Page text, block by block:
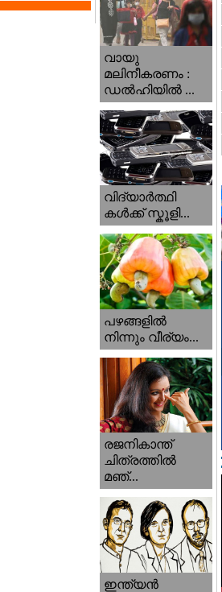
വായു
മലിനീകരണം :
ഡൽഹിയിൽ ...
വിദ്യാർത്ഥി
കൾക്ക് സ്കൂളി...
പഴങ്ങളില്‍
നിന്നും വീര്യം...
രജനികാന്ത്
ചിത്രത്തിൽ
മഞ്...
ഇന്ത്യൻ